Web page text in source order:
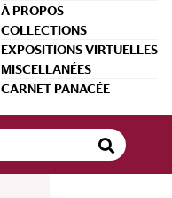
À PROPOS
COLLECTIONS
EXPOSITIONS VIRTUELLES
MISCELLANÉES
CARNET PANACÉE